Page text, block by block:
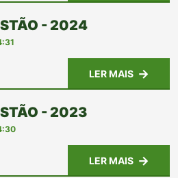
- 2024
LER MAIS
- 2023
LER MAIS